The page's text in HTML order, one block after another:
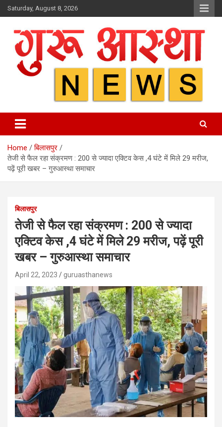
Skip
to
Saturday, August 8, 2026
Home
बिलासपुर
तेजी से फैल रहा संक्रमण : 200 से ज्यादा एक्टिव केस ,4 घंटे में मिले 29 मरीज,
पढ़ें पूरी खबर – गुरुआस्था समाचार
बिलासपुर
तेजी से फैल रहा संक्रमण : 200 से ज्यादा
एक्टिव केस ,4 घंटे में मिले 29 मरीज, पढ़ें पूरी
खबर – गुरुआस्था समाचार
April 22, 2023 guruasthanews